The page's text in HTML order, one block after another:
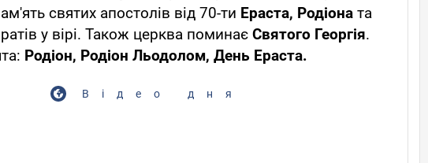
святих апостолів від 70-ти Ераста, Родіона та
у вірі. Також церква поминає Святого Георгія.
Родіон, Родіон Льодолом, День Ераста.
Відео дня